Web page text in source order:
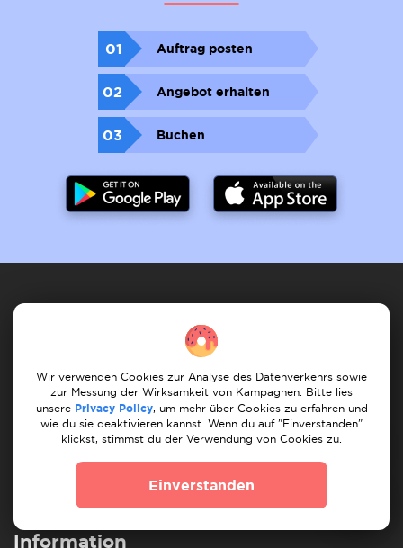
01 Auftrag posten
02 Angebot erhalten
03 Buchen
Wie es funktioniert Dienste registrieren
Meine Dienste
Meine Aufträge
Auftrag finden Unsere Dienste
Kunde
Auftrag posten
Finde Umzugshelfer
Information
Wir verwenden Cookies zur Analyse des Datenverkehrs sowie
zur Messung der Wirksamkeit von Kampagnen. Bitte lies
unsere Privacy Policy, um mehr über Cookies zu erfahren und
wie du sie deaktivieren kannst. Wenn du auf "Einverstanden"
klickst, stimmst du der Verwendung von Cookies zu.
Einverstanden